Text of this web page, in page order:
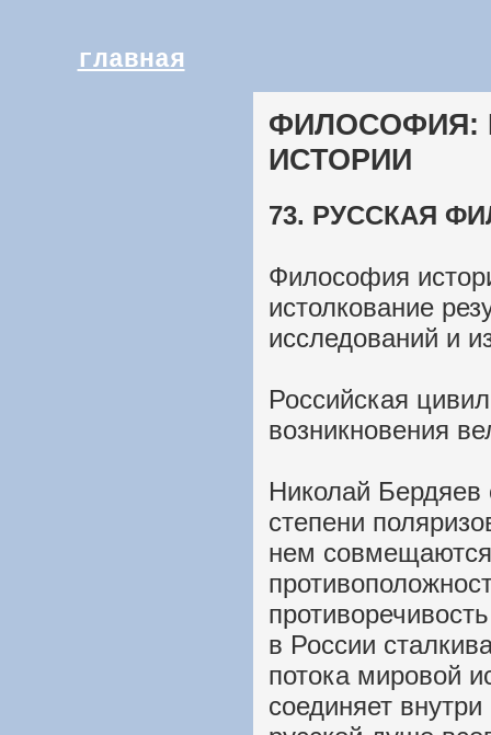
главная
ФИЛОСОФИЯ:
ИСТОРИИ
73. РУССКАЯ
Философия
истолкование
исследований и
Российская
возникновения
Николай Бердяев
степени
нем
в России
потока мировой
соединяет